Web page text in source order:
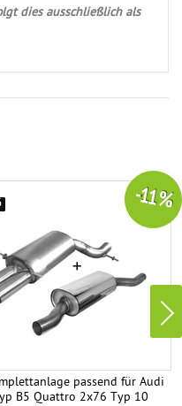
dies ausschließlich als
passend für Audi
B5 Quattro 2x76 Typ 10
-11 %